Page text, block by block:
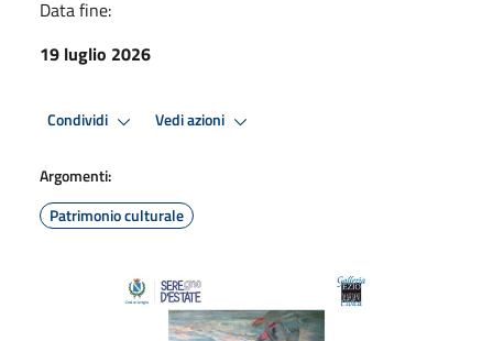
Data fine:
19 luglio 2026
Condividi Vedi azioni
Argomenti:
Patrimonio culturale